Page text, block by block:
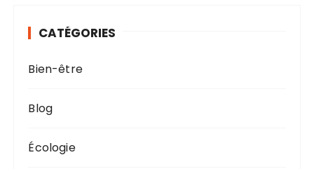
CATÉGORIES
Bien-être
Blog
Écologie